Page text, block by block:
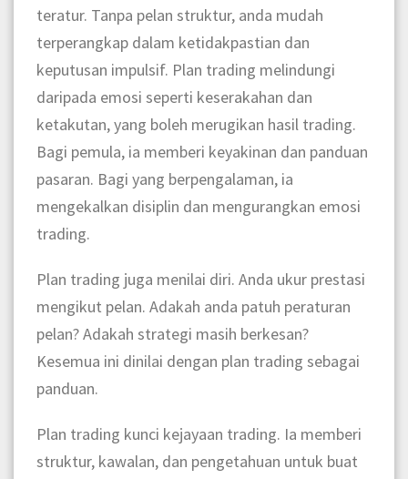
teratur. Tanpa pelan struktur, anda mudah
terperangkap dalam ketidakpastian dan
keputusan impulsif. Plan trading melindungi
daripada emosi seperti keserakahan dan
ketakutan, yang boleh merugikan hasil trading.
Bagi pemula, ia memberi keyakinan dan panduan
pasaran. Bagi yang berpengalaman, ia
mengekalkan disiplin dan mengurangkan emosi
trading.
Plan trading juga menilai diri. Anda ukur prestasi
mengikut pelan. Adakah anda patuh peraturan
pelan? Adakah strategi masih berkesan?
Kesemua ini dinilai dengan plan trading sebagai
panduan.
Plan trading kunci kejayaan trading. Ia memberi
struktur, kawalan, dan pengetahuan untuk buat